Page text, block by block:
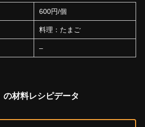
600円/個
料理：たまご
–
の材料レシピデータ